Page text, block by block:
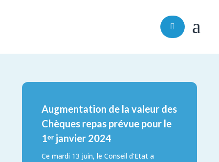
 a
Augmentation de la valeur des
Chèques repas prévue pour le
1ᵉʳ janvier 2024
Ce mardi 13 juin, le Conseil d'Etat a